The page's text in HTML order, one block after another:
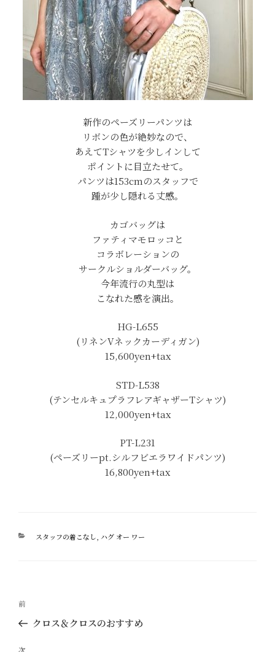
新作のペーズリーパンツは
リボンの色が絶妙なので、
あえてTシャツを少しインして
ポイントに目立たせて。
パンツは153cmのスタッフで
踵が少し隠れる丈感。
カゴバッグは
ファティマモロッコと
コラボレーションの
サークルショルダーバッグ。
今年流行の丸型は
こなれた感を演出。
HG-L655
(リネンVネックカーディガン)
15,600yen+tax
STD-L538
(テンセルキュプラフレアギャザーTシャツ)
12,000yen+tax
PT-L231
(ペーズリーpt.シルフビエラワイドパンツ)
16,800yen+tax
カ
スタッフの着こなし ハグ オー ワー
投
ナ
ビ
過
去
投
前
クロス＆クロスのおすすめ
次